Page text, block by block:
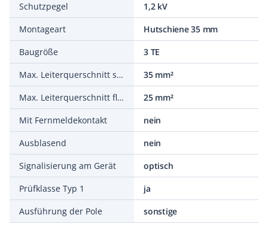
Schutzpegel
1,2 kV
Montageart
Hutschiene 35 mm
Baugröße
3 TE
Max. Leiterquerschnitt starr (ein-/mehrdrähtig)
35 mm²
Max. Leiterquerschnitt flexibel (feindrähtig)
25 mm²
Mit Fernmeldekontakt
nein
Ausblasend
nein
Signalisierung am Gerät
optisch
Prüfklasse Typ 1
ja
Ausführung der Pole
sonstige